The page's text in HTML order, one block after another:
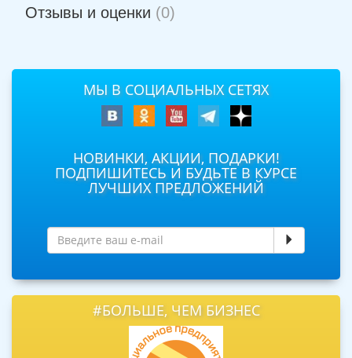
Отзывы и оценки (0)
МЫ В СОЦИАЛЬНЫХ СЕТЯХ
НОВИНКИ, АКЦИИ, ПОДАРКИ!
ПОДПИШИТЕСЬ И БУДЬТЕ В КУРСЕ
ЛУЧШИХ ПРЕДЛОЖЕНИЙ
#БОЛЬШЕ, ЧЕМ БИЗНЕС